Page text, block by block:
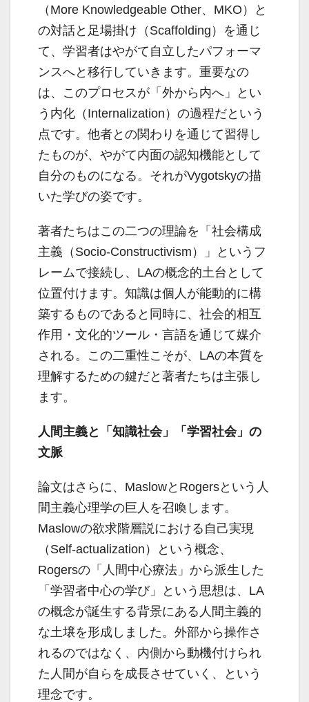
（More Knowledgeable Other、MKO）と
の対話と足場掛け（Scaffolding）を通じ
て、学習者はやがて自立したパフォーマ
ンスへと移行していきます。重要なの
は、このプロセスが「外から内へ」とい
う内化（Internalization）の過程だという
点です。他者との関わりを通じて習得し
たものが、やがて内面の認知機能として
自分のものになる。それがVygotskyの描
いた学びの姿です。
著者たちはこの二つの理論を「社会構成
主義（Socio-Constructivism）」というフ
レームで接続し、LAの概念的土台として
位置付けます。知識は個人が能動的に構
築するものであると同時に、社会的相互
作用・文化的ツール・言語を通じて媒介
される。この二重性こそが、LAの本質を
理解するための鍵だと著者たちは主張し
ます。
人間主義と「知識社会」「学習社会」の
文脈
論文はさらに、MaslowとRogersという人
間主義心理学の巨人を召喚します。
Maslowの欲求階層説における自己実現
（Self-actualization）という概念、
Rogersの「人間中心療法」から派生した
「学習者中心の学び」という思想は、LA
の概念が誕生する背景にある人間主義的
な土壌を形成しました。外部から操作さ
れるのではなく、内側から動機付けられ
た人間が自らを成長させていく、という
理念です。